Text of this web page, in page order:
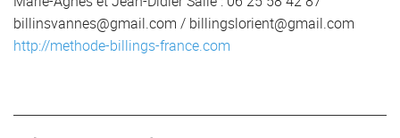
billinsvannes@gmail.com / billingslorient@gmail.com
http://methode-billings-france.com